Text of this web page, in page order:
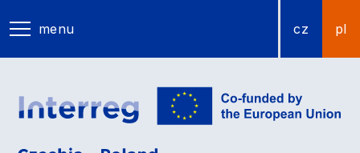
menu cz pl